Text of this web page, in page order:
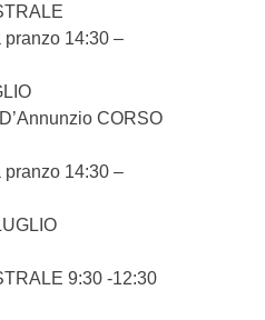
14:30 –
CORSO
14:30 –
9:30 -12:30